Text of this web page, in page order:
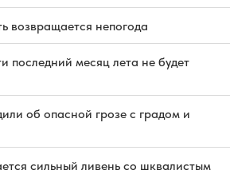
возвращается непогода
последний месяц лета не будет
об опасной грозе с градом и
сильный ливень со шквалистым